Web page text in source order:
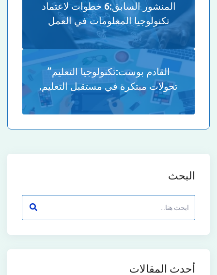
المنشور السابق:
6 خطوات لاعتماد
تكنولوجيا المعلومات في العمل
القادم بوست:تكنولوجيا التعليم”
تحولات مبتكرة في مستقبل التعليم.
البحث
أحدث المقالات